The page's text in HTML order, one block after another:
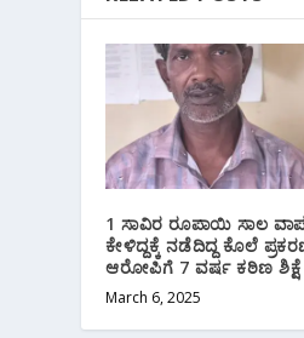
1 ಸಾವಿರ ರೂಪಾಯಿ ಸಾಲ
ಕೇಳಿದ್ದಕ್ಕೆ ನಡೆದಿದ್ದ ಕೊಲೆ
ಆರೋಪಿಗೆ 7 ವರ್ಷ ಕಠಿಣ ಶಿಕ್ಷೆ
March 6, 2025